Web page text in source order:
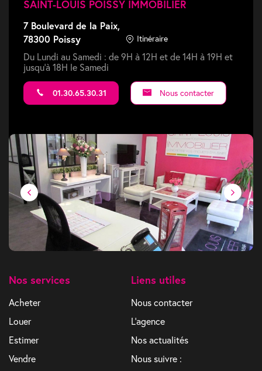
SAINT-LOUIS POISSY IMMOBILIER
7 Boulevard de la Paix,
78300 Poissy
Itinéraire
Du Lundi au Samedi : de 9H à 12H et de 14H à 19H et
jusqu'à 18H le Samedi
01.30.65.30.31 Nous contacter
Nos services
Acheter
Louer
Estimer
Vendre
Liens utiles
Nous contacter
L'agence
Nos actualités
Nous suivre :